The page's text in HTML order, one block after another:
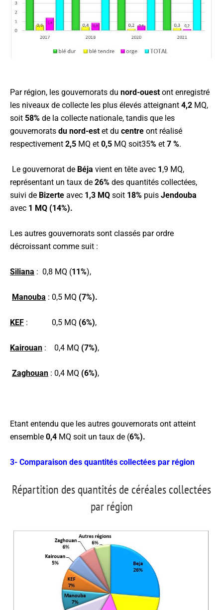
Par région, les gouvernorats du nord-ouest ont enregistré
les niveaux de collecte les plus élevés atteignant 4,2 MQ,
soit 58% de la collecte nationale, tandis que les
gouvernorats du nord-est et du centre ont réalisé
respectivement 2,5 MQ et 0,5 MQ soit35% et 7 %.
Le gouvernorat de Béja vient en tête avec 1,9 MQ,
représentant un taux de 26% des quantités collectées,
suivi de Bizerte avec 1,3 MQ soit 18% puis Jendouba
avec 1 MQ (14%).
Les autres gouvernorats sont classés par ordre
décroissant comme suit :
Siliana : 0,8 MQ (11%),
Manouba : 0,5 MQ (7%).
KEF : 0,5 MQ (6%),
Kairouan : 0,4 MQ (7%),
Zaghouan : 0,4 MQ (6%),
Etant entendu que les autres gouvernorats ont atteint
ensemble 0,4 MQ soit un taux de (6%).
3- Comparaison des quantités collectées par région
Répartition des quantités de céréales collectées
par région